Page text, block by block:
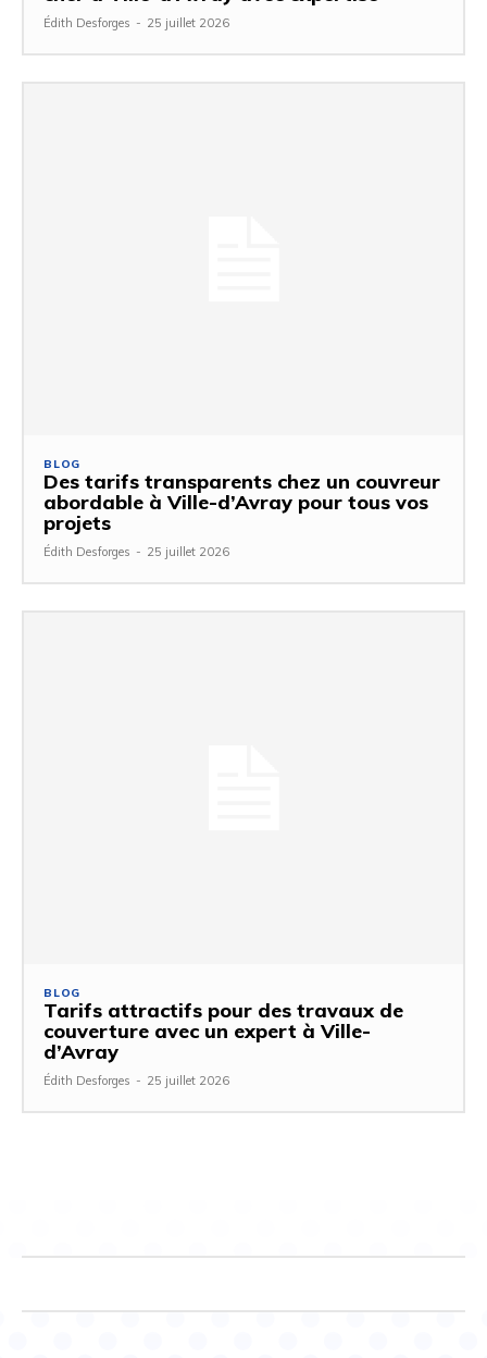
Édith Desforges - 25 juillet 2026
BLOG
Des tarifs transparents chez un couvreur
abordable à Ville-d’Avray pour tous vos
projets
Édith Desforges - 25 juillet 2026
BLOG
Tarifs attractifs pour des travaux de
couverture avec un expert à Ville-
d’Avray
Édith Desforges - 25 juillet 2026